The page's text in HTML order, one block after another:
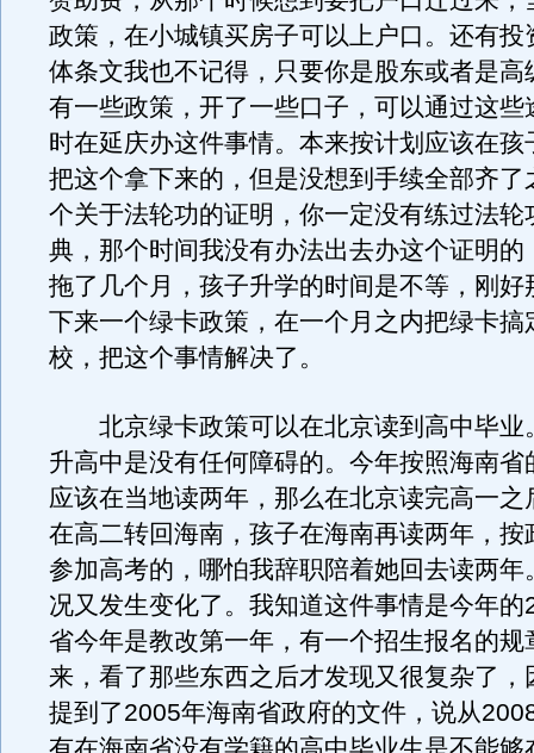
政策，在小城镇买房子可以上户口。还有投
体条文我也不记得，只要你是股东或者是高
有一些政策，开了一些口子，可以通过这些
时在延庆办这件事情。本来按计划应该在孩
把这个拿下来的，但是没想到手续全部齐了
个关于法轮功的证明，你一定没有练过法轮
典，那个时间我没有办法出去办这个证明的
拖了几个月，孩子升学的时间是不等，刚好
下来一个绿卡政策，在一个月之内把绿卡搞
校，把这个事情解决了。
北京绿卡政策可以在北京读到高中毕业
升高中是没有任何障碍的。今年按照海南省
应该在当地读两年，那么在北京读完高一之
在高二转回海南，孩子在海南再读两年，按
参加高考的，哪怕我辞职陪着她回去读两年
况又发生变化了。我知道这件事情是今年的
省今年是教改第一年，有一个招生报名的规
来，看了那些东西之后才发现又很复杂了，
提到了2005年海南省政府的文件，说从